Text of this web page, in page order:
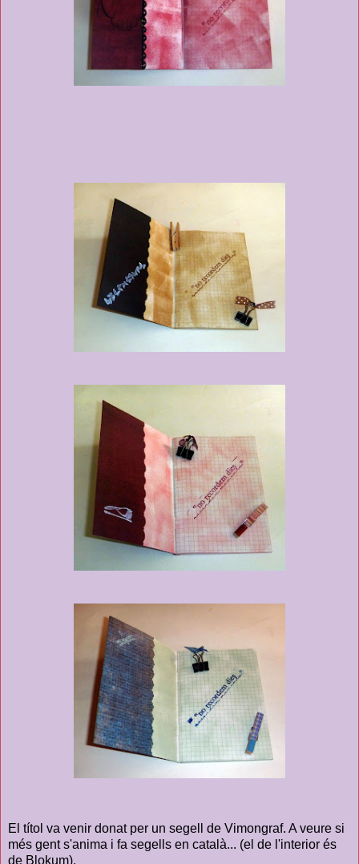
El títol va venir donat per un segell de Vimongraf. A veure si
més gent s'anima i fa segells en català... (el de l'interior és
de Blokum).